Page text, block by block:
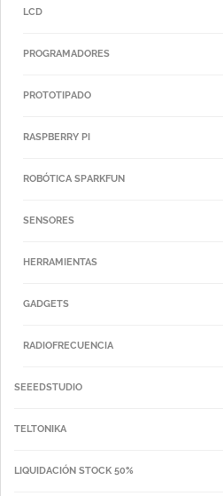
LCD
PROGRAMADORES
PROTOTIPADO
RASPBERRY PI
ROBÓTICA SPARKFUN
SENSORES
HERRAMIENTAS
GADGETS
RADIOFRECUENCIA
SEEEDSTUDIO
TELTONIKA
LIQUIDACIÓN STOCK 50%